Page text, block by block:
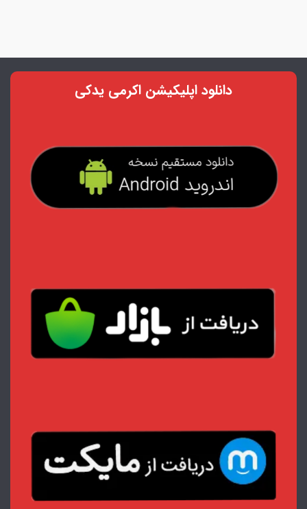
دانلود اپلیکیشن اکرمی یدکی